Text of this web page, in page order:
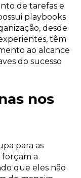
de tarefas e
playbooks
desde
têm
ao alcance
do sucesso
nos
para as
forçam a
que eles não